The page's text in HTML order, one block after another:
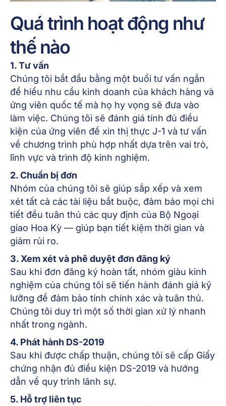
Quá trình hoạt động như
thế nào
1. Tư vấn
Chúng tôi bắt đầu bằng một buổi tư vấn ngắn
để hiểu nhu cầu kinh doanh của khách hàng và
ứng viên quốc tế mà họ hy vọng sẽ đưa vào
làm việc. Chúng tôi sẽ đánh giá tính đủ điều
kiện của ứng viên để xin thị thực J-1 và tư vấn
về chương trình phù hợp nhất dựa trên vai trò,
lĩnh vực và trình độ kinh nghiệm.
2. Chuẩn bị đơn
Nhóm của chúng tôi sẽ giúp sắp xếp và xem
xét tất cả các tài liệu bắt buộc, đảm bảo mọi chi
tiết đều tuân thủ các quy định của Bộ Ngoại
giao Hoa Kỳ — giúp bạn tiết kiệm thời gian và
giảm rủi ro.
3. Xem xét và phê duyệt đơn đăng ký
Sau khi đơn đăng ký hoàn tất, nhóm giàu kinh
nghiệm của chúng tôi sẽ tiến hành đánh giá kỹ
lưỡng để đảm bảo tính chính xác và tuân thủ.
Chúng tôi duy trì một số thời gian xử lý nhanh
nhất trong ngành.
4. Phát hành DS-2019
Sau khi được chấp thuận, chúng tôi sẽ cấp Giấy
chứng nhận đủ điều kiện DS-2019 và hướng
dẫn về quy trình lãnh sự.
5. Hỗ trợ liên tục